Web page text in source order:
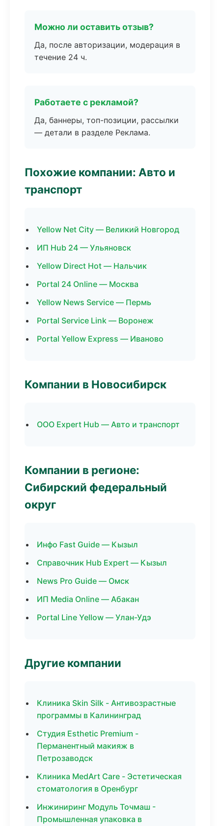
Можно ли оставить отзыв?
Да, после авторизации, модерация в
течение 24 ч.
Работаете с рекламой?
Да, баннеры, топ-позиции, рассылки
— детали в разделе Реклама.
Похожие компании: Авто и
транспорт
Yellow Net City — Великий Новгород
ИП Hub 24 — Ульяновск
Yellow Direct Hot — Нальчик
Portal 24 Online — Москва
Yellow News Service — Пермь
Portal Service Link — Воронеж
Portal Yellow Express — Иваново
Компании в Новосибирск
ООО Expert Hub — Авто и транспорт
Компании в регионе:
Сибирский федеральный
округ
Инфо Fast Guide — Кызыл
Справочник Hub Expert — Кызыл
News Pro Guide — Омск
ИП Media Online — Абакан
Portal Line Yellow — Улан-Удэ
Другие компании
Клиника Skin Silk - Антивозрастные
программы в Калининград
Студия Esthetic Premium -
Перманентный макияж в
Петрозаводск
Клиника MedArt Care - Эстетическая
стоматология в Оренбург
Инжиниринг Модуль Точмаш -
Промышленная упаковка в